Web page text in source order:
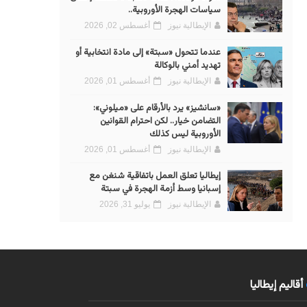
سياسات الهجرة الأوروبية..
الإيطالية نيوز أغسطس 02, 2026
عندما تتحول «سبتة» إلى مادة انتخابية أو
تهديد أمني بالوكالة
الإيطالية نيوز أغسطس 01, 2026
«سانشيز» يرد بالأرقام على «ميلوني»:
التضامن خيار.. لكن احترام القوانين
الأوروبية ليس كذلك
الإيطالية نيوز أغسطس 01, 2026
إيطاليا تعلق العمل باتفاقية شنغن مع
إسبانيا وسط أزمة الهجرة في سبتة
الإيطالية نيوز يوليو 31, 2026
أقاليم إيطاليا